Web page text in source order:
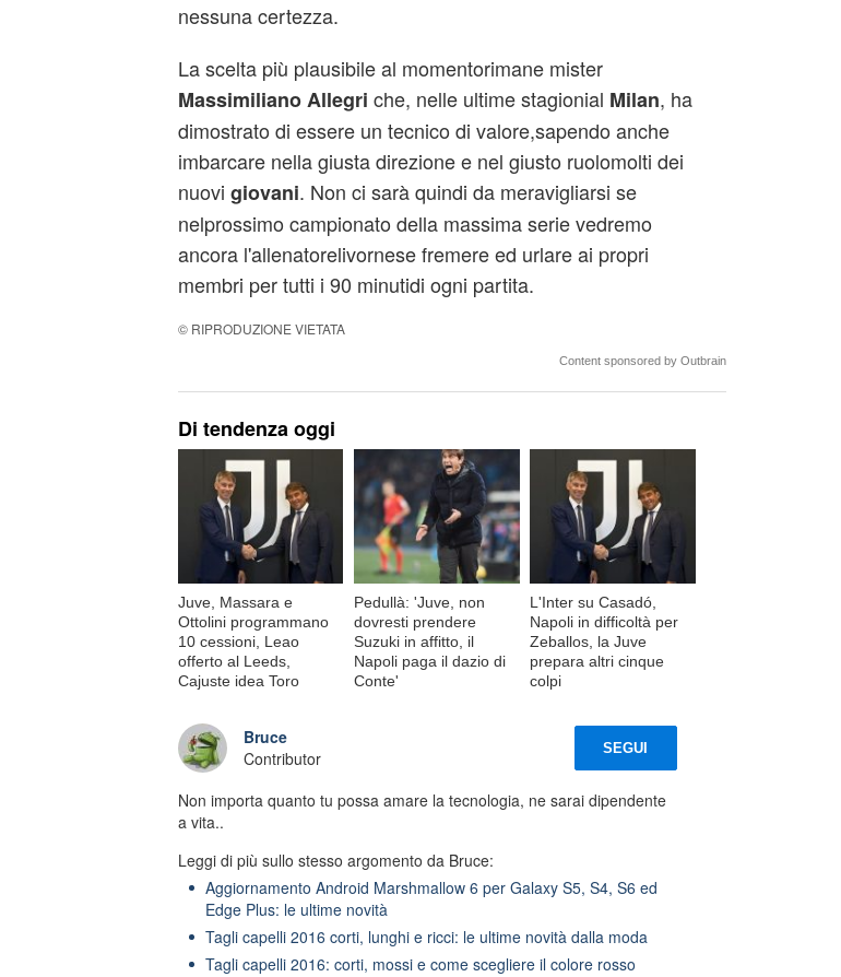
nessuna certezza.
La scelta più plausibile al momentorimane mister
Massimiliano Allegri che, nelle ultime stagionial Milan, ha
dimostrato di essere un tecnico di valore,sapendo anche
imbarcare nella giusta direzione e nel giusto ruolomolti dei
nuovi giovani. Non ci sarà quindi da meravigliarsi se
nelprossimo campionato della massima serie vedremo
ancora l'allenatorelivornese fremere ed urlare ai propri
membri per tutti i 90 minutidi ogni partita.
© RIPRODUZIONE VIETATA
Content sponsored by Outbrain
Di tendenza oggi
Juve, Massara e
Ottolini programmano
10 cessioni, Leao
offerto al Leeds,
Cajuste idea Toro
Pedullà: 'Juve, non
dovresti prendere
Suzuki in affitto, il
Napoli paga il dazio di
Conte'
L'Inter su Casadó,
Napoli in difficoltà per
Zeballos, la Juve
prepara altri cinque
colpi
Bruce
Contributor
SEGUI
Non importa quanto tu possa amare la tecnologia, ne sarai dipendente
a vita..
Leggi di più sullo stesso argomento da Bruce:
Aggiornamento Android Marshmallow 6 per Galaxy S5, S4, S6 ed
Edge Plus: le ultime novità
Tagli capelli 2016 corti, lunghi e ricci: le ultime novità dalla moda
Tagli capelli 2016: corti, mossi e come scegliere il colore rosso